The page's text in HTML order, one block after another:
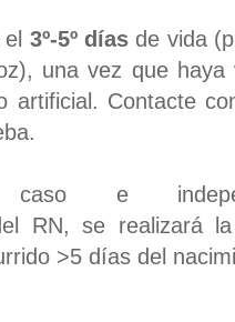
3º-5º días de vida
una vez que haya
artificial. Contacte
e
RN, se realizará
>5 días del